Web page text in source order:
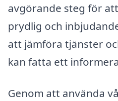
avgörande steg för
prydlig och
att jämföra tjänster
kan fatta ett
Genom att använda